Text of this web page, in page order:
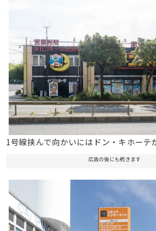
1号線挟んで向かいにはドン・キホーテ
広告の後にも続きます